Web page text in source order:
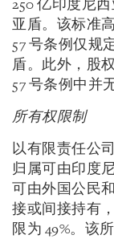
250 亿印度尼
亚盾。该标准
57 号条例仅规
盾。此外，股
57 号条例中并
所有权限制
以有限责任公
归属可由印度
可由外国公民
接或间接持有
限为 49%。该